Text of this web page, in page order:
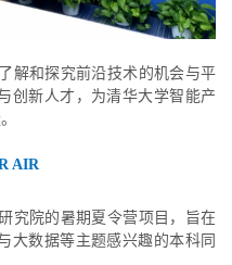
解和探究前沿技术的机会与平
创新人才，为清华大学智能产
AIR
究院的暑期夏令营项目，旨在
大数据等主题感兴趣的本科同